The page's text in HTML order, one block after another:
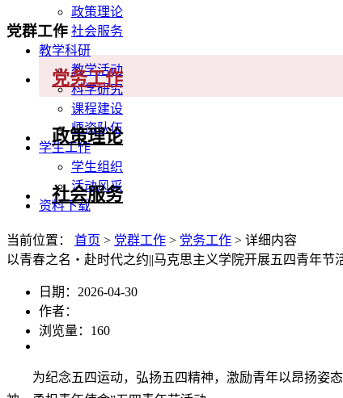
政策理论
社会服务
教学科研
教学活动
科学研究
课程建设
师资队伍
学生工作
学生组织
活动风采
资料下载
党群工作
党务工作
政策理论
社会服务
当前位置： 首页 > 党群工作 > 党务工作 > 详细内容
以青春之名・赴时代之约||马克思主义学院开展五四青年节
日期：2026-04-30
作者：
浏览量： 160
为纪念五四运动，弘扬五四精神，激励青年以昂扬姿